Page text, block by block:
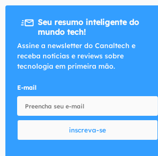
Seu resumo inteligente do
mundo tech!
Assine a newsletter do Canaltech e
receba notícias e reviews sobre
tecnologia em primeira mão.
E-mail
inscreva-se